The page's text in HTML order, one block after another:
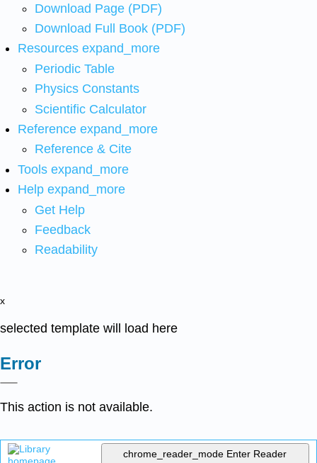
Download Page (PDF)
Download Full Book (PDF)
Resources expand_more
Periodic Table
Physics Constants
Scientific Calculator
Reference expand_more
Reference & Cite
Tools expand_more
Help expand_more
Get Help
Feedback
Readability
x
selected template will load here
Error
This action is not available.
chrome_reader_mode Enter Reader